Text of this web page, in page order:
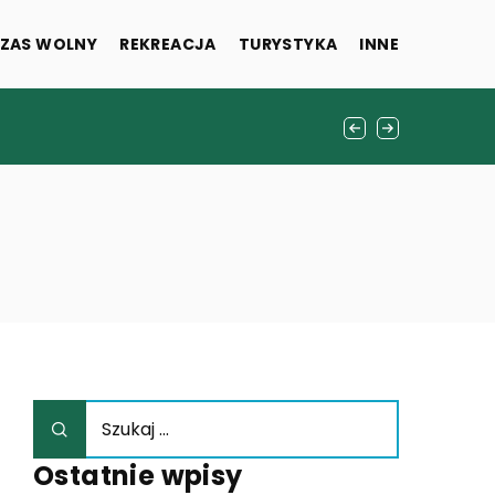
WOLNY REKREACJA TURYSTYKA INNE
Ostatnie wpisy